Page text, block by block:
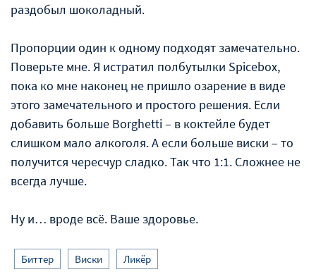
раздобыл шоколадный.
Пропорции один к одному подходят замечательно.
Поверьте мне. Я истратил полбутылки Spicebox,
пока ко мне наконец не пришло озарение в виде
этого замечательного и простого решения. Если
добавить больше Borghetti – в коктейле будет
слишком мало алкоголя. А если больше виски – то
получится чересчур сладко. Так что 1:1. Сложнее не
всегда лучше.
Ну и… вроде всё. Ваше здоровье.
Биттер Виски Ликёр